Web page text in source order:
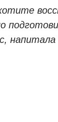
напитала